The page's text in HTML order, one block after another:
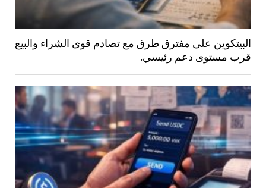
البيتكوين على مفترق طرق مع تصادم قوى الشراء والبيع
قرب مستوى دعم رئيسي.